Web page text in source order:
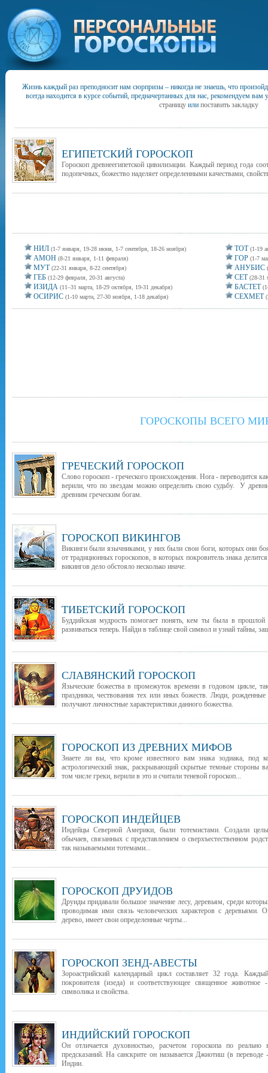
Жизнь каждый раз преподносит нам сюрпризы – никогда не знаешь, что
всегда находится в курсе событий, предначертанных для нас, рекомендуем вам
страницу или поставить закладку
ЕГИПЕТСКИЙ ГОРОСКОП
Гороскоп древнеегипетской цивилизации. Каждый период года
подопечных, божество наделяет определенными качествами,
НИЛ (1-7 января, 19-28 июня, 1-7 сентября, 18-26 ноября)
АМОН (8-21 января, 1-11 февраля)
МУТ (22-31 января, 8-22 сентября)
ГЕБ (12-29 февраля, 20-31 августа)
ИЗИДА (11–31 марта, 18-29 октября, 19-31 декабря)
ОСИРИС (1-10 марта, 27-30 ноября, 1-18 декабря)
ТОТ (1-19
ГОР (1-7
АНУБИС
СЕТ (28-31
БАСТЕТ
СЕХМЕТ
ГОРОСКОПЫ ВСЕГО
ГРЕЧЕСКИЙ ГОРОСКОП
Слово гороскоп - греческого происхождения. Hora - переводится
верили, что по звездам можно определить свою судьбу. У
древним греческим богам.
ГОРОСКОП ВИКИНГОВ
Викинги были язычниками, у них были свои боги, которых они
от традиционных гороскопов, в которых покровитель знака
викингов дело обстояло несколько иначе.
ТИБЕТСКИЙ ГОРОСКОП
Буддийская мудрость помогает понять, кем ты была в
развиваться теперь. Найди в таблице свой символ и узнай тайны,
СЛАВЯНСКИЙ ГОРОСКОП
Языческие божества в промежуток времени в годовом цикле,
праздники, чествования тех или иных божеств. Люди,
получают личностные характеристики данного божества.
ГОРОСКОП ИЗ ДРЕВНИХ МИФОВ
Знаете ли вы, что кроме известного вам знака зодиака, под
астрологический знак, раскрывающий скрытые темные стороны
том числе греки, верили в это и считали теневой гороскоп...
ГОРОСКОП ИНДЕЙЦЕВ
Индейцы Северной Америки, были тотемистами. Создали
обычаев, связанных с представлением о сверхъестественном
так называемыми тотемами...
ГОРОСКОП ДРУИДОВ
Друиды придавали большое значение лесу, деревьям, среди
проводимая ими связь человеческих характеров с
дерево, имеет свои определенные черты...
ГОРОСКОП ЗЕНД-АВЕСТЫ
Зороастрийский календарный цикл составляет 32 года.
покровителя (изеда) и соответствующее священное
символика и свойства.
ИНДИЙСКИЙ ГОРОСКОП
Он отличается духовностью, расчетом гороскопа по
предсказаний. На санскрите он называется Джиотиш (в переводе
Индии.